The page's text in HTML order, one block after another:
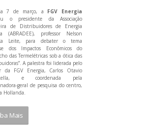
7 de março, a FGV Energia
o presidente da Associação
de Distribuidores de Energia
(ABRADEE), professor Nelson
Leite, para debater o tema
dos Impactos Econômicos do
das Termelétricas sob a ótica das
A palestra foi liderada pelo
da FGV Energia, Carlos Otavio
e coordenada pela
geral de pesquisa do centro,
Hollanda.
Mais